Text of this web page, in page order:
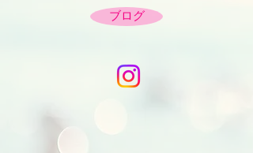
ブログ